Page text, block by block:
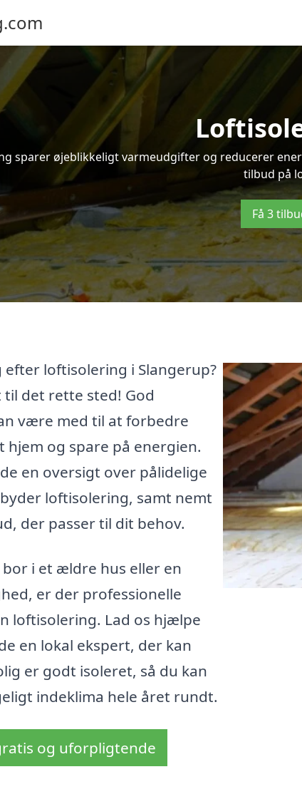
sparer øjeblikkeligt varmeudgifter og reducerer
tilbud på
Få 3
efter loftisolering i Slangerup?
til det rette sted! God
være med til at forbedre
hjem og spare på energien.
en oversigt over pålidelige
loftisolering, samt nemt
der passer til dit behov.
i et ældre hus eller en
er der professionelle
loftisolering. Lad os hjælpe
en lokal ekspert, der kan
er godt isoleret, så du kan
indeklima hele året rundt.
og uforpligtende